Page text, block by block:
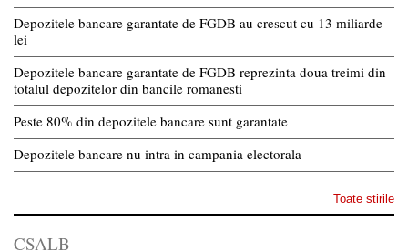
Depozitele bancare garantate de FGDB au crescut cu 13 miliarde
lei
Depozitele bancare garantate de FGDB reprezinta doua treimi din
totalul depozitelor din bancile romanesti
Peste 80% din depozitele bancare sunt garantate
Depozitele bancare nu intra in campania electorala
Toate stirile
CSALB